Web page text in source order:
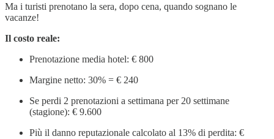
Ma i turisti prenotano la sera, dopo cena, quando sognano le
vacanze!
Il costo reale:
Prenotazione media hotel: € 800
Margine netto: 30% = € 240
Se perdi 2 prenotazioni a settimana per 20 settimane
(stagione): € 9.600
Più il danno reputazionale calcolato al 13% di perdita: €